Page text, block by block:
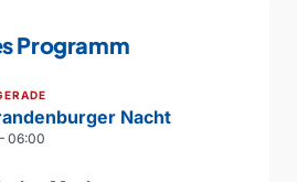
Programm
Nacht
06:00